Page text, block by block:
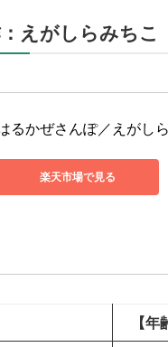
えがしらみちこ
るかぜさんぽ／えがし
楽天市場で見る
【